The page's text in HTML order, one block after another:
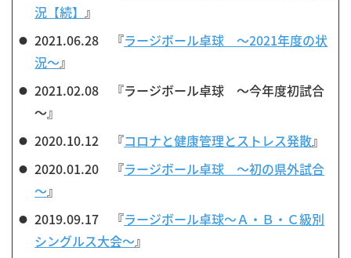
況【続】 』
2021.06.28 『ラージボール卓球 ～2021年度の状
況～』
2021.02.08 『ラージボール卓球 ～今年度初試合
～』
2020.10.12 『コロナと健康管理とストレス発散』
2020.01.20 『ラージボール卓球 ～初の県外試合
～』
2019.09.17 『ラージボール卓球～Ａ・Ｂ・Ｃ級別
シングルス大会～』